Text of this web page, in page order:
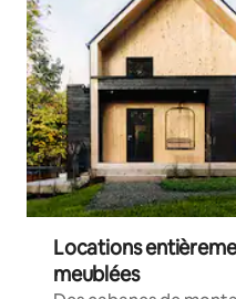
Locations
meublées